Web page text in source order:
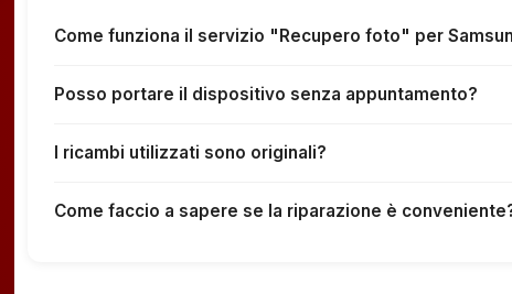
Come funziona il servizio "Recupero foto" per
Posso portare il dispositivo senza appuntamento?
I ricambi utilizzati sono originali?
Come faccio a sapere se la riparazione è